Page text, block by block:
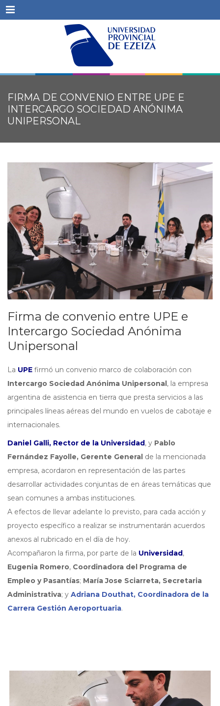
Menu
FIRMA DE CONVENIO ENTRE UPE E
INTERCARGO SOCIEDAD ANÓNIMA
UNIPERSONAL
Firma de convenio entre UPE e
Intercargo Sociedad Anónima
Unipersonal
La UPE firmó un convenio marco de colaboración con
Intercargo Sociedad Anónima Unipersonal, la empresa
argentina de asistencia en tierra que presta servicios a las
principales líneas aéreas del mundo en vuelos de cabotaje e
internacionales.
Daniel Galli, Rector de la Universidad, y Pablo
Fernández Fayolle, Gerente General de la mencionada
empresa, acordaron en representación de las partes
desarrollar actividades conjuntas de en áreas temáticas que
sean comunes a ambas instituciones.
A efectos de llevar adelante lo previsto, para cada acción y
proyecto específico a realizar se instrumentarán acuerdos
anexos al rubricado en el día de hoy.
Acompañaron la firma, por parte de la Universidad,
Eugenia Romero, Coordinadora del Programa de
Empleo y Pasantías; María Jose Sciarreta, Secretaria
Administrativa; y Adriana Douthat, Coordinadora de la
Carrera Gestión Aeroportuaria.